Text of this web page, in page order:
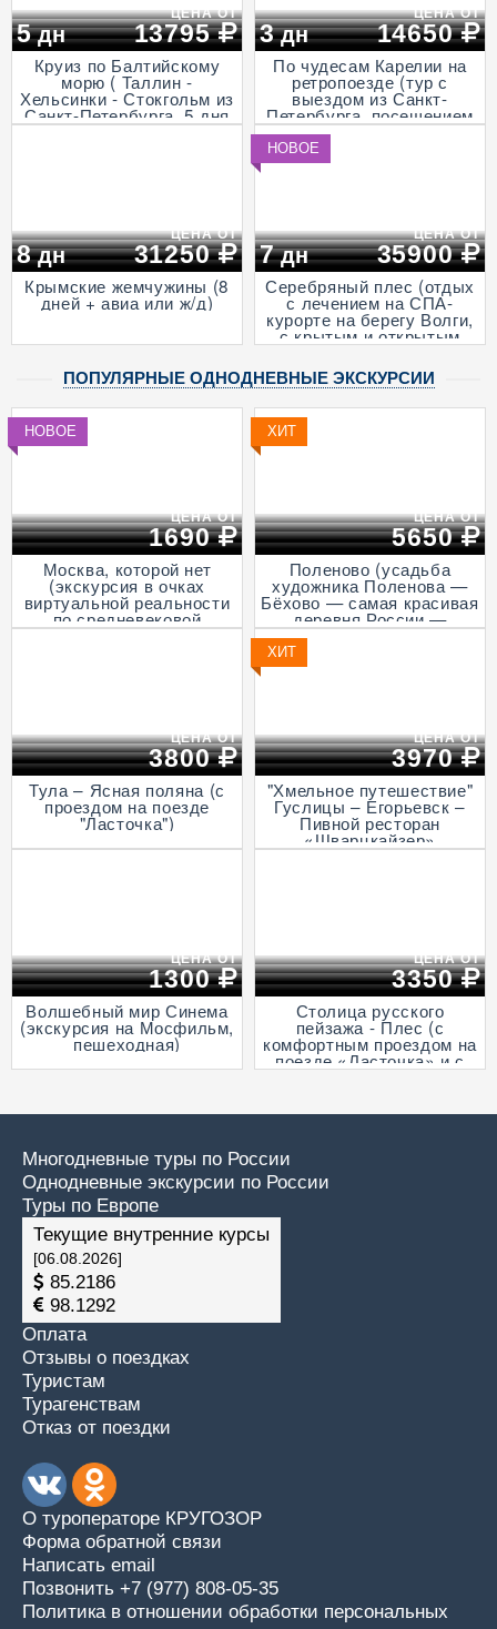
5дн
ЦЕНА ОТ
13795
Круиз по Балтийскому
морю ( Таллин -
Хельсинки - Стокгольм из
Санкт-Петербурга, 5 дня
+ ж/д)
3дн
ЦЕНА ОТ
14650
По чудесам Карелии на
ретропоезде (тур с
выездом из Санкт-
Петербурга, посещением
музея живой истории и
деревни викингов -
"Бастiонъ", экскурсией в
апрель - октябрь)
8дн
ЦЕНА ОТ
31250
Крымские жемчужины (8
дней + авиа или ж/д)
НОВОЕ
7дн
ЦЕНА ОТ
35900
Серебряный плес (отдых
с лечением на СПА-
курорте на берегу Волги,
с крытым и открытым
бассейнами и
анимационными
программами, 7 дней + ж/
д)
ПОПУЛЯРНЫЕ ОДНОДНЕВНЫЕ ЭКСКУРСИИ
НОВОЕ
ЦЕНА ОТ
1690
Москва, которой нет
(экскурсия в очках
виртуальной реальности
по средневековой
столице, пешеходная)
ХИТ
ЦЕНА ОТ
5650
Поленово (усадьба
художника Поленова —
Бёхово — самая красивая
деревня России —
Итальянская ротонда в
Подмоклово, с прогулкой
на теплоходе по Оке)
ЦЕНА ОТ
3800
Тула – Ясная поляна (с
проездом на поезде
"Ласточка")
ХИТ
ЦЕНА ОТ
3970
"Хмельное путешествие"
Гуслицы – Егорьевск –
Пивной ресторан
«Шварцкайзер»
ЦЕНА ОТ
1300
Волшебный мир Синема
(экскурсия на Мосфильм,
пешеходная)
ЦЕНА ОТ
3350
Столица русского
пейзажа - Плес (с
комфортным проездом на
поезде «Ласточка» и с
прогулкой на теплоходе
Многодневные туры по России
Однодневные экскурсии по России
Туры по Европе
Текущие внутренние курсы
[06.08.2026]
85.2186
98.1292
Оплата
Отзывы о поездках
Туристам
Турагенствам
Отказ от поездки
О туроператоре КРУГОЗОР
Форма обратной связи
Написать email
Позвонить +7 (977) 808-05-35
Политика в отношении обработки персональных